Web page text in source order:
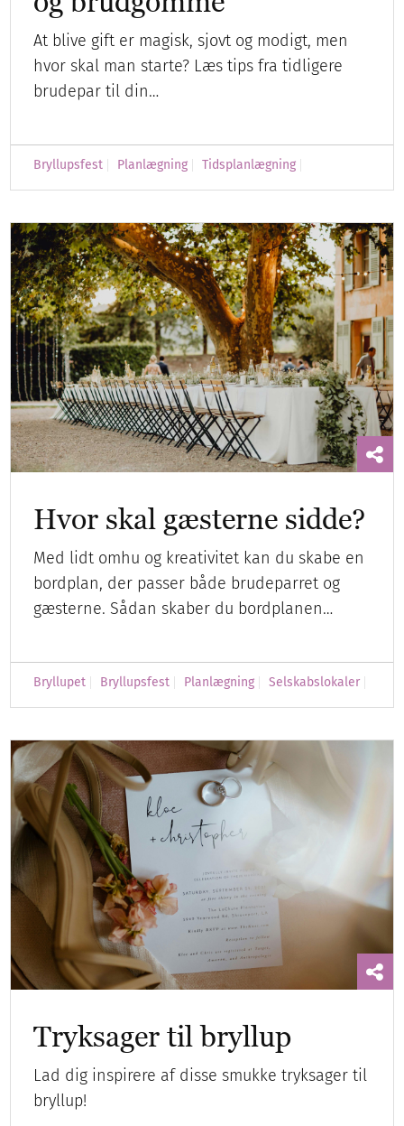
At blive gift er magisk, sjovt og modigt, men
hvor skal man starte? Læs tips fra tidligere
brudepar til din…
Bryllupsfest Planlægning Tidsplanlægning
Hvor skal gæsterne sidde?
Med lidt omhu og kreativitet kan du skabe en
bordplan, der passer både brudeparret og
gæsterne. Sådan skaber du bordplanen…
Bryllupet Bryllupsfest Planlægning Selskabslokaler
Tryksager til bryllup
Lad dig inspirere af disse smukke tryksager til
bryllup!